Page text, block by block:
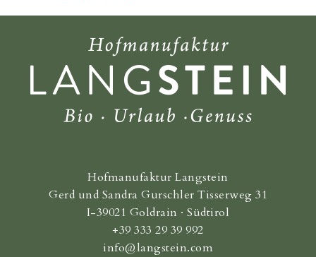
Hofmanufaktur Langstein
Gerd und Sandra Gurschler Tisserweg 31
I-39021 Goldrain · Südtirol
+39 333 29 39 992
info@langstein.com